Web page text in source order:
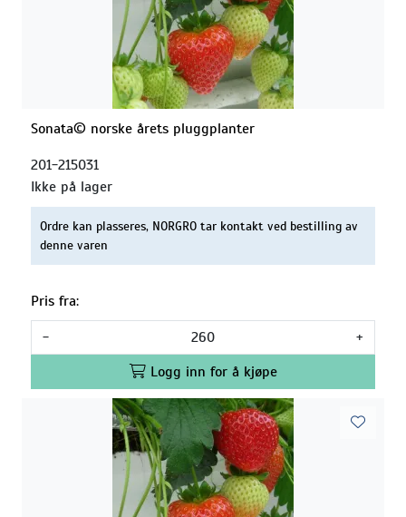
Sonata© norske årets pluggplanter
201-215031
Ikke på lager
Ordre kan plasseres, NORGRO tar kontakt ved bestilling av
denne varen
Pris fra:
-
+
Logg inn for å kjøpe